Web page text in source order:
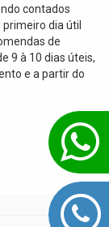
contados
dia útil
de
9 à 10 dias úteis,
e a partir do